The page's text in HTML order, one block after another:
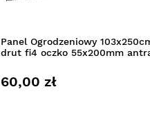
Panel Ogrodzeniowy
drut fi4 oczko 55x200mm
60,00 zł